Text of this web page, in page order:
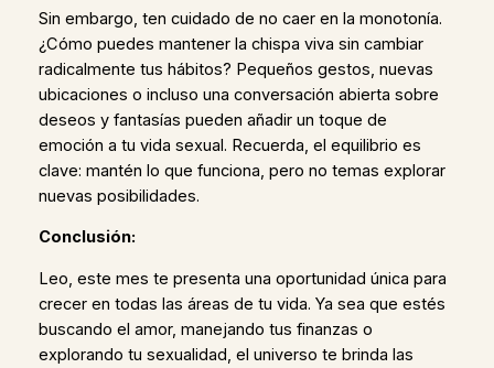
Sin embargo, ten cuidado de no caer en la monotonía.
¿Cómo puedes mantener la chispa viva sin cambiar
radicalmente tus hábitos? Pequeños gestos, nuevas
ubicaciones o incluso una conversación abierta sobre
deseos y fantasías pueden añadir un toque de
emoción a tu vida sexual. Recuerda, el equilibrio es
clave: mantén lo que funciona, pero no temas explorar
nuevas posibilidades.
Conclusión:
Leo, este mes te presenta una oportunidad única para
crecer en todas las áreas de tu vida. Ya sea que estés
buscando el amor, manejando tus finanzas o
explorando tu sexualidad, el universo te brinda las